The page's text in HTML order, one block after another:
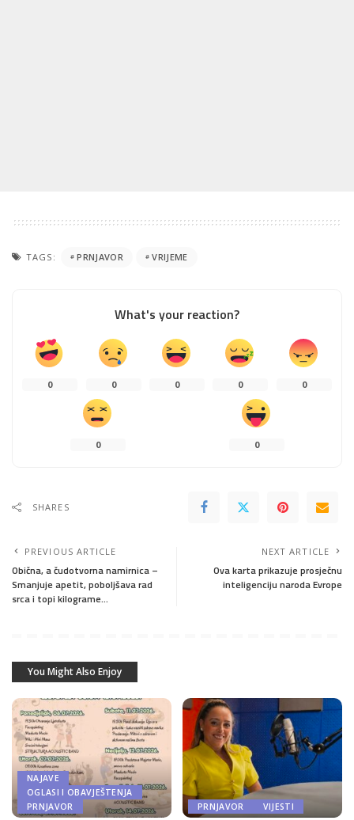
TAGS: PRNJAVOR VRIJEME
What's your reaction?
0 0 0 0 0
0 0
SHARES
PREVIOUS ARTICLE
Obična, a čudotvorna namirnica –
Smanjuje apetit, poboljšava rad
srca i topi kilograme…
NEXT ARTICLE
Ova karta prikazuje prosječnu
inteligenciju naroda Evrope
You Might Also Enjoy
NAJAVE
OGLASI I OBAVJEŠTENJA
PRNJAVOR
PRNJAVOR VIJESTI